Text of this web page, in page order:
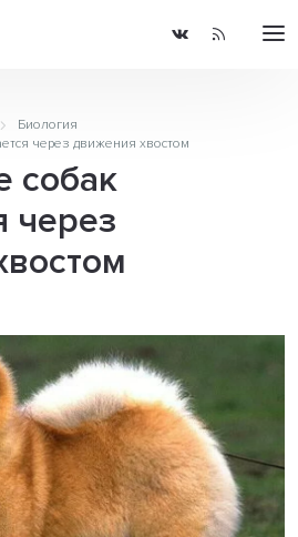
Биология
через движения хвостом
собак
через